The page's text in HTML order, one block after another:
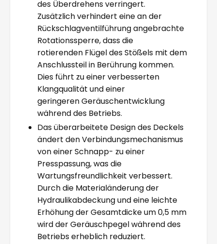
des Überdrehens verringert.
Zusätzlich verhindert eine an der
Rückschlagventilführung angebrachte
Rotationssperre, dass die
rotierenden Flügel des Stößels mit dem
Anschlussteil in Berührung kommen.
Dies führt zu einer verbesserten
Klangqualität und einer
geringeren Geräuschentwicklung
während des Betriebs.
Das überarbeitete Design des Deckels
ändert den Verbindungsmechanismus
von einer Schnapp- zu einer
Presspassung, was die
Wartungsfreundlichkeit verbessert.
Durch die Materialänderung der
Hydraulikabdeckung und eine leichte
Erhöhung der Gesamtdicke um 0,5 mm
wird der Geräuschpegel während des
Betriebs erheblich reduziert.